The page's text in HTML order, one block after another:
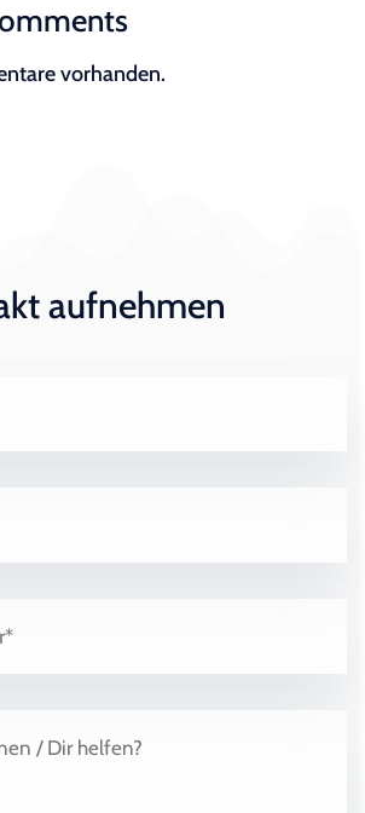
vorhanden.
aufnehmen